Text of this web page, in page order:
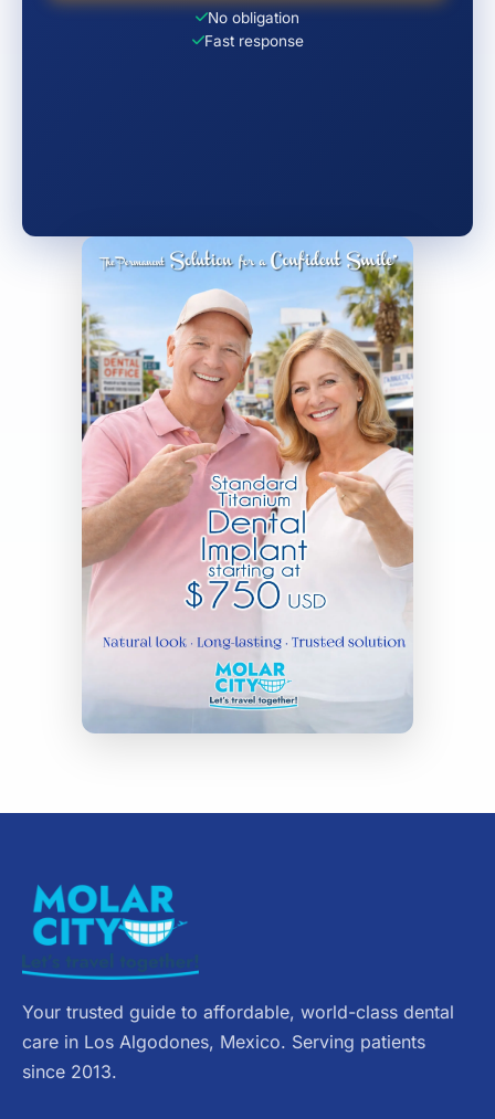
No obligation
Fast response
Your trusted guide to affordable, world-class dental
care in Los Algodones, Mexico. Serving patients
since 2013.